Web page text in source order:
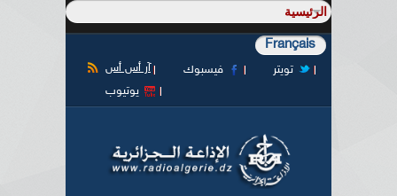
Français
آر أس أس فيسبوك
تويتر
يوتيوب